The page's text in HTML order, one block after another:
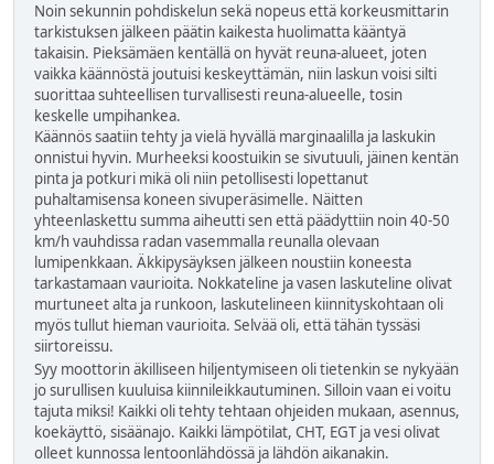
Noin sekunnin pohdiskelun sekä nopeus että korkeusmittarin
tarkistuksen jälkeen päätin kaikesta huolimatta kääntyä
takaisin. Pieksämäen kentällä on hyvät reuna-alueet, joten
vaikka käännöstä joutuisi keskeyttämän, niin laskun voisi silti
suorittaa suhteellisen turvallisesti reuna-alueelle, tosin
keskelle umpihankea.
Käännös saatiin tehty ja vielä hyvällä marginaalilla ja laskukin
onnistui hyvin. Murheeksi koostuikin se sivutuuli, jäinen kentän
pinta ja potkuri mikä oli niin petollisesti lopettanut
puhaltamisensa koneen sivuperäsimelle. Näitten
yhteenlaskettu summa aiheutti sen että päädyttiin noin 40-50
km/h vauhdissa radan vasemmalla reunalla olevaan
lumipenkkaan. Äkkipysäyksen jälkeen noustiin koneesta
tarkastamaan vaurioita. Nokkateline ja vasen laskuteline olivat
murtuneet alta ja runkoon, laskutelineen kiinnityskohtaan oli
myös tullut hieman vaurioita. Selvää oli, että tähän tyssäsi
siirtoreissu.
Syy moottorin äkilliseen hiljentymiseen oli tietenkin se nykyään
jo surullisen kuuluisa kiinnileikkautuminen. Silloin vaan ei voitu
tajuta miksi! Kaikki oli tehty tehtaan ohjeiden mukaan, asennus,
koekäyttö, sisäänajo. Kaikki lämpötilat, CHT, EGT ja vesi olivat
olleet kunnossa lentoonlähdössä ja lähdön aikanakin.